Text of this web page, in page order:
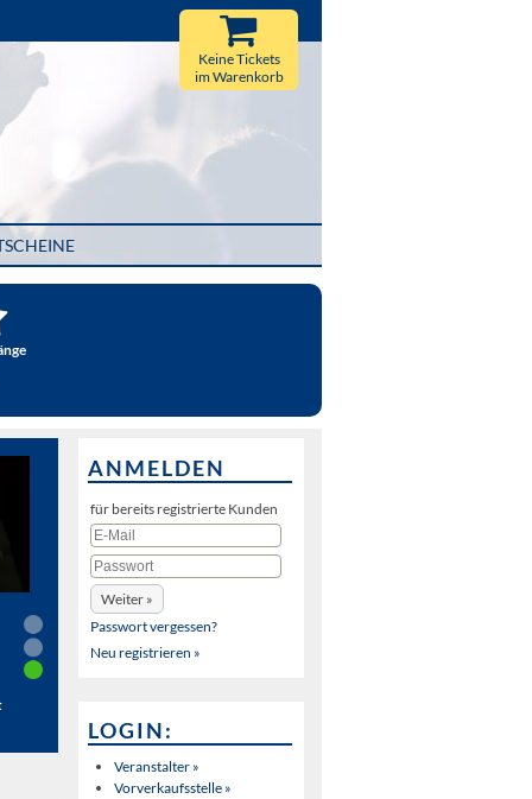
Keine Tickets
im Warenkorb
ANMELDEN
für bereits registrierte Kunden
Passwort vergessen?
Neu registrieren »
LOGIN:
Veranstalter »
Vorverkaufsstelle »